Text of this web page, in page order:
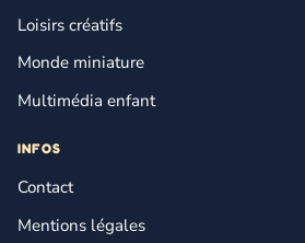
Loisirs créatifs
Monde miniature
Multimédia enfant
INFOS
Contact
Mentions légales